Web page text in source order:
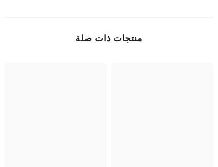
منتجات ذات صلة